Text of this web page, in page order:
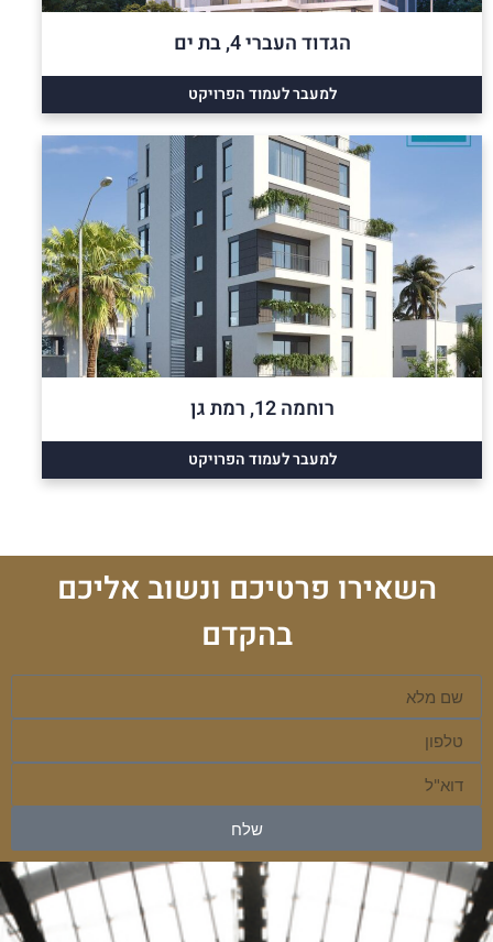
הגדוד העברי 4, בת ים
למעבר לעמוד הפרויקט
רוחמה 12, רמת גן
למעבר לעמוד הפרויקט
השאירו פרטיכם ונשוב אליכם
בהקדם
שלח